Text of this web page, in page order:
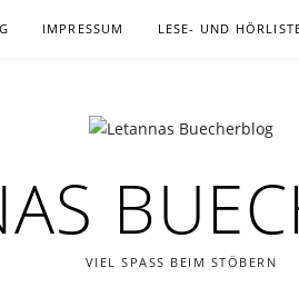
IMPRESSUM LESE- UND
VIEL SPASS BEIM STÖBERN